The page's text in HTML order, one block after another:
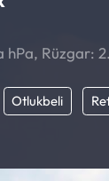
hPa, Rüzgar:
Otlukbeli